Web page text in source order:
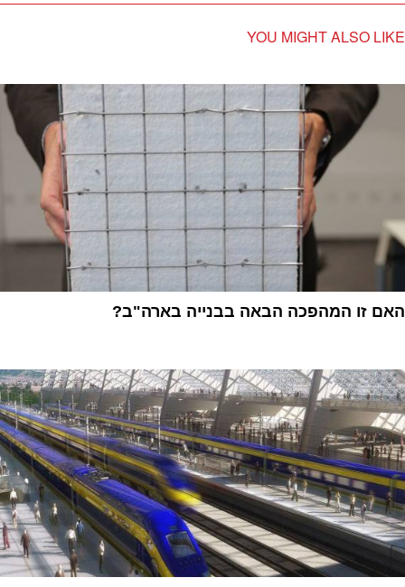
YOU MIGHT ALSO LIKE
האם זו המהפכה הבאה בבנייה בארה"ב?